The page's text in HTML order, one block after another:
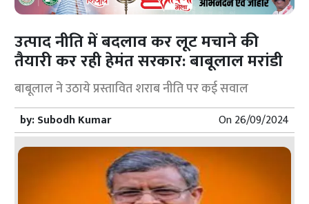
उत्पाद नीति में बदलाव कर लूट मचाने की
तैयारी कर रही हेमंत सरकार: बाबूलाल मरांडी
बाबूलाल ने उठाये प्रस्तावित शराब नीति पर कई सवाल
by:Subodh Kumar On26/09/2024